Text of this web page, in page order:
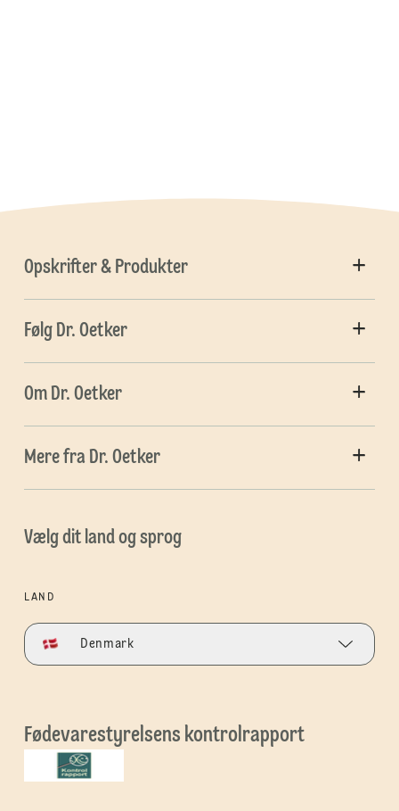
Opskrifter & Produkter
Følg Dr. Oetker
Om Dr. Oetker
Mere fra Dr. Oetker
Vælg dit land og sprog
LAND
Denmark
Fødevarestyrelsens kontrolrapport